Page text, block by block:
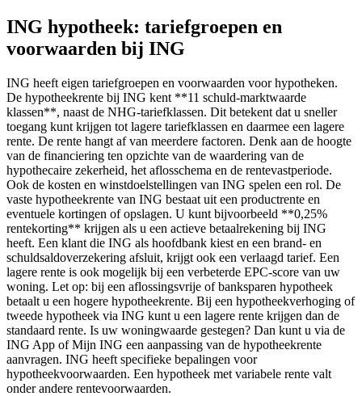
ING hypotheek: tariefgroepen en
voorwaarden bij ING
ING heeft eigen tariefgroepen en voorwaarden voor hypotheken.
De hypotheekrente bij ING kent **11 schuld-marktwaarde
klassen**, naast de NHG-tariefklassen. Dit betekent dat u sneller
toegang kunt krijgen tot lagere tariefklassen en daarmee een lagere
rente. De rente hangt af van meerdere factoren. Denk aan de hoogte
van de financiering ten opzichte van de waardering van de
hypothecaire zekerheid, het aflosschema en de rentevastperiode.
Ook de kosten en winstdoelstellingen van ING spelen een rol. De
vaste hypotheekrente van ING bestaat uit een productrente en
eventuele kortingen of opslagen. U kunt bijvoorbeeld **0,25%
rentekorting** krijgen als u een actieve betaalrekening bij ING
heeft. Een klant die ING als hoofdbank kiest en een brand- en
schuldsaldoverzekering afsluit, krijgt ook een verlaagd tarief. Een
lagere rente is ook mogelijk bij een verbeterde EPC-score van uw
woning. Let op: bij een aflossingsvrije of banksparen hypotheek
betaalt u een hogere hypotheekrente. Bij een hypotheekverhoging of
tweede hypotheek via ING kunt u een lagere rente krijgen dan de
standaard rente. Is uw woningwaarde gestegen? Dan kunt u via de
ING App of Mijn ING een aanpassing van de hypotheekrente
aanvragen. ING heeft specifieke bepalingen voor
hypotheekvoorwaarden. Een hypotheek met variabele rente valt
onder andere rentevoorwaarden.